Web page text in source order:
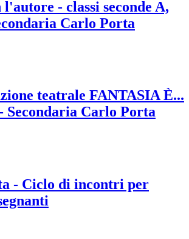
- classi seconde A,
Carlo Porta
teatrale FANTASIA È...
Secondaria Carlo Porta
- Ciclo di incontri per